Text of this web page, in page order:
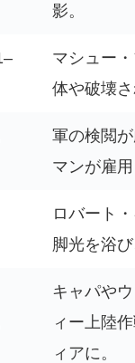
影。
マシュー
体や破壊
軍の検閲
マンが雇
ロバート
脚光を浴
キャパや
ィー上陸
ィアに。